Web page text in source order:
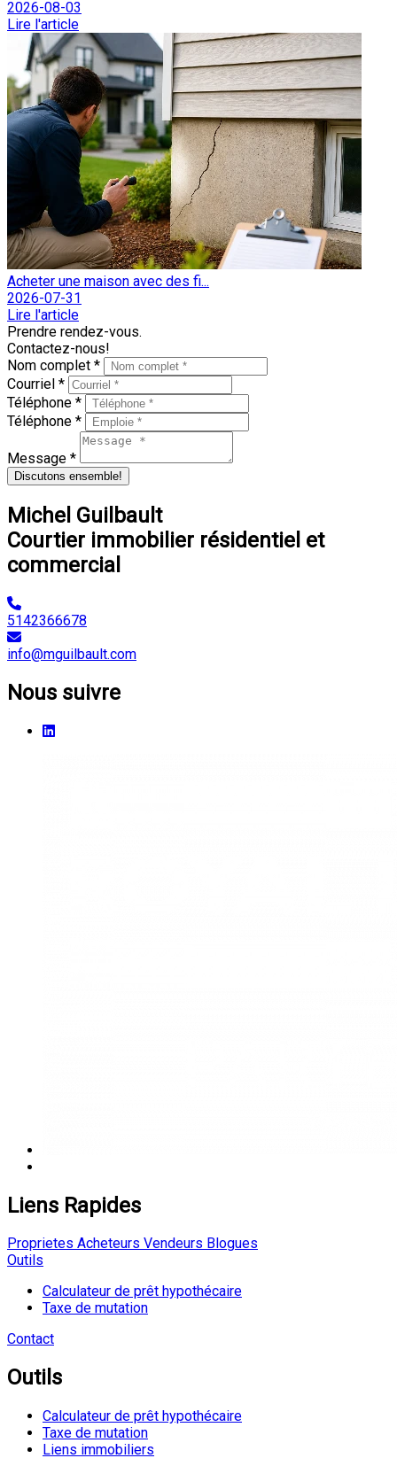
2026-08-03
Lire l'article
Acheter une maison avec des fi...
2026-07-31
Lire l'article
Prendre rendez-vous.
Contactez-nous!
Nom complet *
Courriel *
Téléphone *
Téléphone *
Message *
Discutons ensemble!
Michel Guilbault
Courtier immobilier résidentiel et
commercial
5142366678
info@mguilbault.com
Nous suivre
Liens Rapides
Proprietes Acheteurs Vendeurs Blogues
Outils
Calculateur de prêt hypothécaire
Taxe de mutation
Contact
Outils
Calculateur de prêt hypothécaire
Taxe de mutation
Liens immobiliers